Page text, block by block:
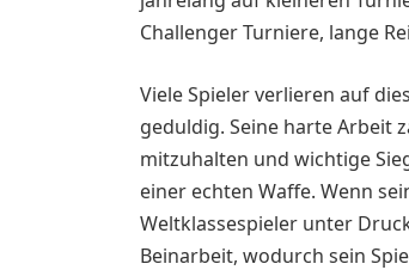
Challenger Turniere, lange
Viele Spieler verlieren auf
geduldig. Seine harte Arbeit
mitzuhalten und wichtige
einer echten Waffe. Wenn
Weltklassespieler unter
Beinarbeit, wodurch sein